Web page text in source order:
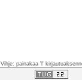
Vihje: painakaa 'l'